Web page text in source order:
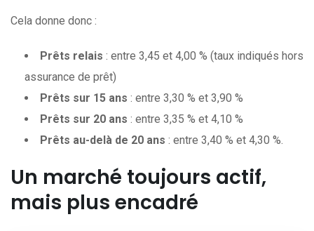
Cela donne donc :
Prêts relais : entre 3,45 et 4,00 % (taux indiqués hors
assurance de prêt)
Prêts sur 15 ans : entre 3,30 % et 3,90 %
Prêts sur 20 ans : entre 3,35 % et 4,10 %
Prêts au-delà de 20 ans : entre 3,40 % et 4,30 %.
Un marché toujours actif,
mais plus encadré